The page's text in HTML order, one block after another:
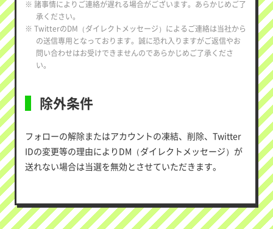
※ 諸事情によりご連絡が遅れる場合がございます。あらかじめご了
承ください。
※ TwitterのDM（ダイレクトメッセージ）によるご連絡は当社から
の送信専用となっております。誠に恐れ入りますがご返信やお
問い合わせはお受けできませんのであらかじめご了承くださ
い。
除外条件
フォローの解除またはアカウントの凍結、削除、Twitter
IDの変更等の理由によりDM（ダイレクトメッセージ）が
送れない場合は当選を無効とさせていただきます。